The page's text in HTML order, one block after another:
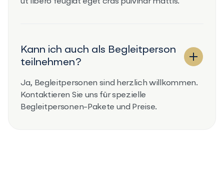
Kann ich auch als Begleitperson
teilnehmen?
Ja, Begleitpersonen sind herzlich willkommen.
Kontaktieren Sie uns für spezielle
Begleitpersonen-Pakete und Preise.